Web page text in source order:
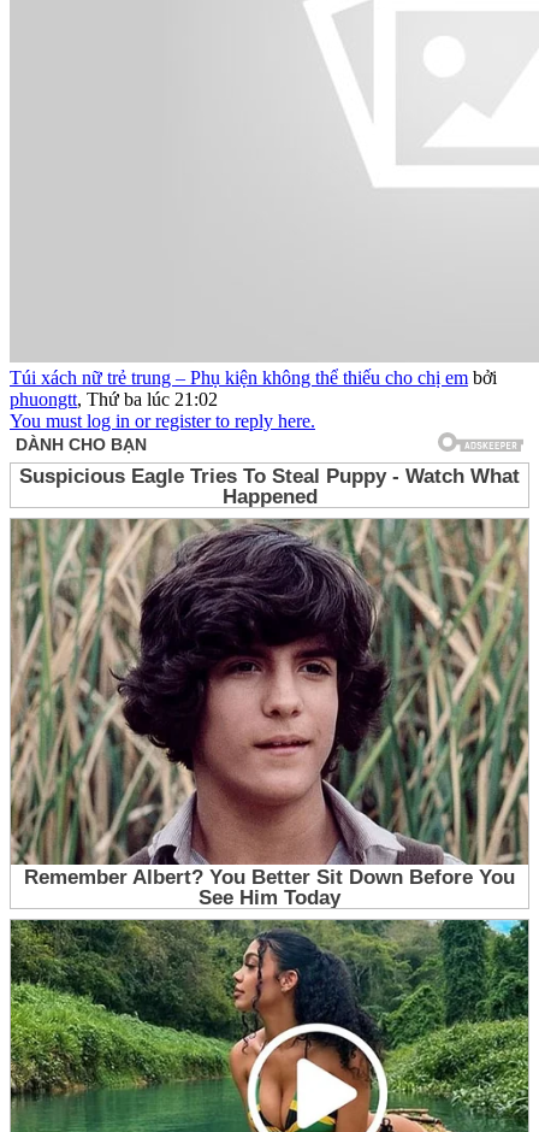
Túi xách nữ trẻ trung – Phụ kiện không thể thiếu cho chị em bởi
phuongtt, Thứ ba lúc 21:02
You must log in or register to reply here.